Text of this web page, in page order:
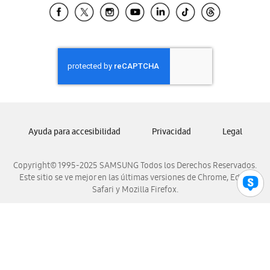
Samsung El Salvador
Samsung Honduras
Samsung Nicaragua
Samsung Panamá
Samsung Venezuela
Copyright© 1995-2025 SAMSUNG Todos los Derechos Reservados.
Este sitio se ve mejor en las últimas versiones de Chrome, Edge,
Safari y Mozilla Firefox.
Ayuda para accesibilidad Privacidad Legal